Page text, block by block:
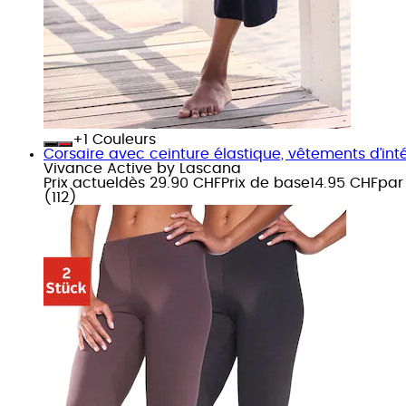
+
Couleurs
Corsaire avec ceinture élastique, vêtements
Vivance Active by Lascana
Prix actuel dès 29.90 CHFPrix de base14.95 CHFpar
( 112 )